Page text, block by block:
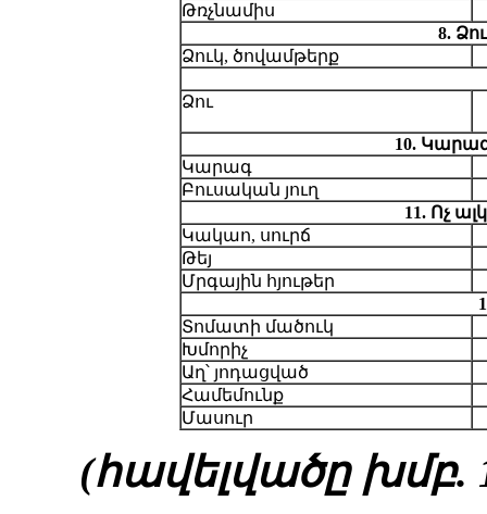
Թռչնամիս
8.
Ձուկ, ծովամթերք
Ձու
10.
Կարագ
Բուսական յուղ
11. Ոչ
Կակաո, սուրճ
Թեյ
Մրգային հյութեր
Տոմատի մածուկ
Խմորիչ
Աղ՝ յոդացված
Համեմունք
Մասուր
(հավելվածը խմբ.